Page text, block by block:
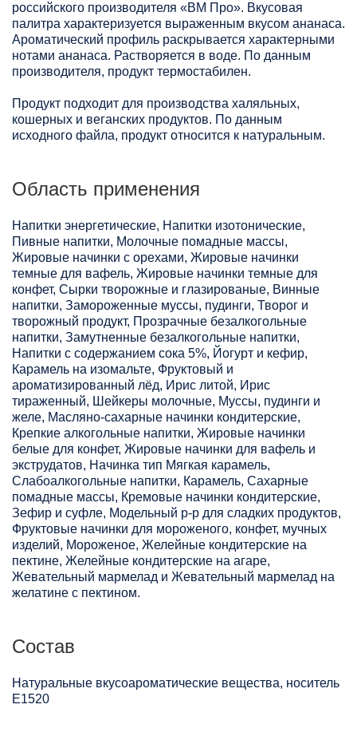
российского производителя «ВМ Про». Вкусовая
палитра характеризуется выраженным вкусом ананаса.
Ароматический профиль раскрывается характерными
нотами ананаса. Растворяется в воде. По данным
производителя, продукт термостабилен.
Продукт подходит для производства халяльных,
кошерных и веганских продуктов. По данным
исходного файла, продукт относится к натуральным.
Область применения
Напитки энергетические, Напитки изотонические,
Пивные напитки, Молочные помадные массы,
Жировые начинки с орехами, Жировые начинки
темные для вафель, Жировые начинки темные для
конфет, Сырки творожные и глазированые, Винные
напитки, Замороженные муссы, пудинги, Творог и
творожный продукт, Прозрачные безалкогольные
напитки, Замутненные безалкогольные напитки,
Напитки с содержанием сока 5%, Йогурт и кефир,
Карамель на изомальте, Фруктовый и
ароматизированный лёд, Ирис литой, Ирис
тираженный, Шейкеры молочные, Муссы, пудинги и
желе, Масляно-сахарные начинки кондитерские,
Крепкие алкогольные напитки, Жировые начинки
белые для конфет, Жировые начинки для вафель и
экструдатов, Начинка тип Мягкая карамель,
Слабоалкогольные напитки, Карамель, Сахарные
помадные массы, Кремовые начинки кондитерские,
Зефир и суфле, Модельный р-р для сладких продуктов,
Фруктовые начинки для мороженого, конфет, мучных
изделий, Мороженое, Желейные кондитерские на
пектине, Желейные кондитерские на агаре,
Жевательный мармелад и Жевательный мармелад на
желатине с пектином.
Состав
Натуральные вкусоароматические вещества, носитель
Е1520